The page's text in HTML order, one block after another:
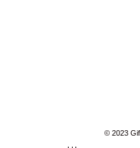
© 2023